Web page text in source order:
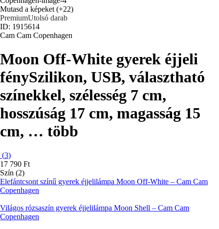
Mutasd a képeket (+22)
PremiumUtolsó darab
ID: 1915614
Cam Cam Copenhagen
Moon Off-White gyerek éjjeli
fénySzilikon, USB, választható
színekkel, szélesség 7 cm,
hosszúság 17 cm, magasság 15
cm, … több
(3)
17 790 Ft
Szín (2)
Elefántcsont színű gyerek éjjelilámpa Moon Off-White – Cam Cam
Copenhagen
Világos rózsaszín gyerek éjjelilámpa Moon Shell – Cam Cam
Copenhagen